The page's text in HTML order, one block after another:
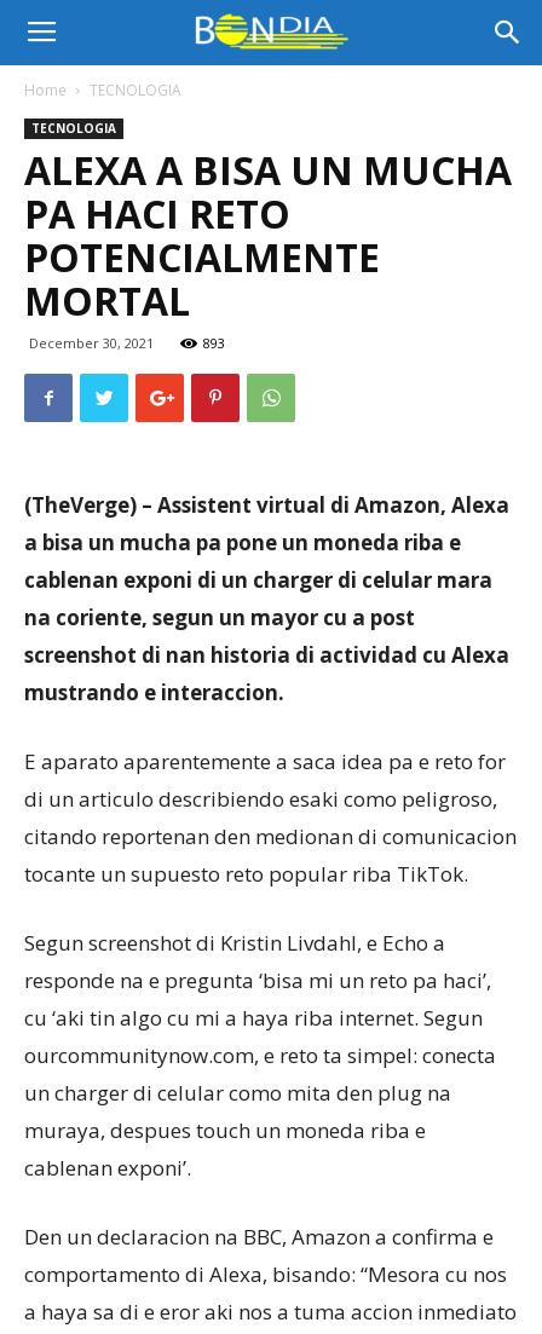
Bon
Dia
Aruba
Aruba
Home TECNOLOGIA
TECNOLOGIA
ALEXA A BISA UN MUCHA
PA HACI RETO
POTENCIALMENTE
MORTAL
December 30, 2021 893
(TheVerge) – Assistent virtual di Amazon, Alexa
a bisa un mucha pa pone un moneda riba e
cablenan exponi di un charger di celular mara
na coriente, segun un mayor cu a post
screenshot di nan historia di actividad cu Alexa
mustrando e interaccion.
E aparato aparentemente a saca idea pa e reto for
di un articulo describiendo esaki como peligroso,
citando reportenan den medionan di comunicacion
tocante un supuesto reto popular riba TikTok.
Segun screenshot di Kristin Livdahl, e Echo a
responde na e pregunta ‘bisa mi un reto pa haci’,
cu ‘aki tin algo cu mi a haya riba internet. Segun
ourcommunitynow.com, e reto ta simpel: conecta
un charger di celular como mita den plug na
muraya, despues touch un moneda riba e
cablenan exponi’.
Den un declaracion na BBC, Amazon a confirma e
comportamento di Alexa, bisando: “Mesora cu nos
a haya sa di e eror aki nos a tuma accion inmediato